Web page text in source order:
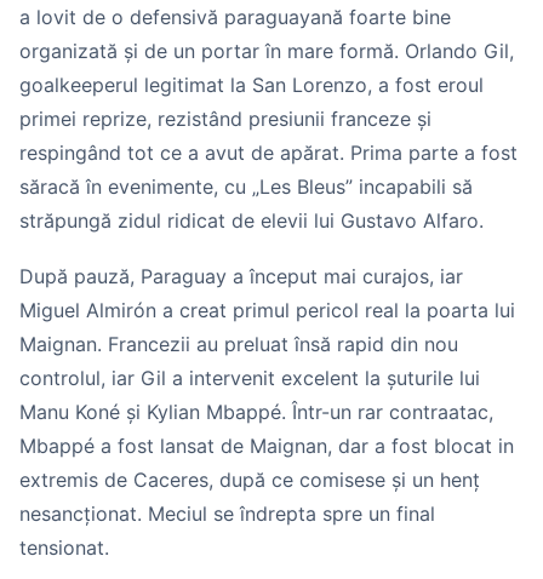
a lovit de o defensivă paraguayană foarte bine
organizată și de un portar în mare formă. Orlando Gil,
goalkeeperul legitimat la San Lorenzo, a fost eroul
primei reprize, rezistând presiunii franceze și
respingând tot ce a avut de apărat. Prima parte a fost
săracă în evenimente, cu „Les Bleus” incapabili să
străpungă zidul ridicat de elevii lui Gustavo Alfaro.
După pauză, Paraguay a început mai curajos, iar
Miguel Almirón a creat primul pericol real la poarta lui
Maignan. Francezii au preluat însă rapid din nou
controlul, iar Gil a intervenit excelent la șuturile lui
Manu Koné și Kylian Mbappé. Într-un rar contraatac,
Mbappé a fost lansat de Maignan, dar a fost blocat in
extremis de Caceres, după ce comisese și un henț
nesancționat. Meciul se îndrepta spre un final
tensionat.